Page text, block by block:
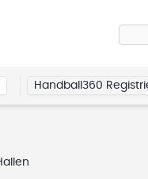
Handball360